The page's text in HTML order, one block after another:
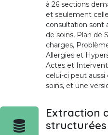
à 26 sections
et seulement
consultation sont
de soins, Plan de
charges,
Allergies et
Actes et
celui-ci peut
soins, et une
Extraction
structurées